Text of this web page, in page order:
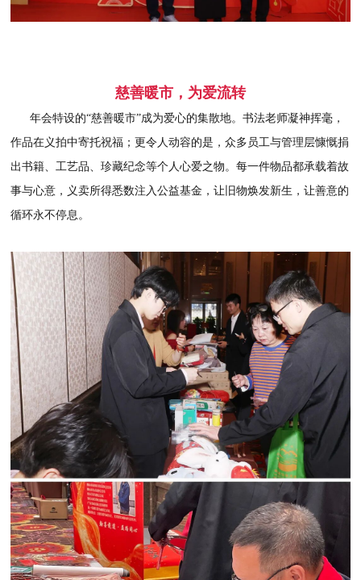
慈善暖市，为爱流转
年会特设的“慈善暖市”成为爱心的集散地。书法老师凝神挥毫，
作品在义拍中寄托祝福；更令人动容的是，众多员工与管理层慷慨捐
出书籍、工艺品、珍藏纪念等个人心爱之物。每一件物品都承载着故
事与心意，义卖所得悉数注入公益基金，让旧物焕发新生，让善意的
循环永不停息。